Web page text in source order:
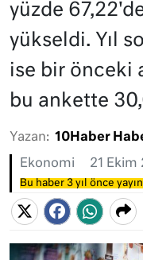
yüzde
yükseldi. Yıl
ise bir önceki
bu ankette
Yazan: 10Haber
Ekonomi 21 Ekim
Bu haber 3 yıl önce